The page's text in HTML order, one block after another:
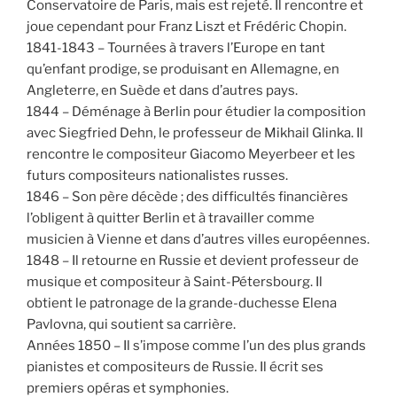
Conservatoire de Paris, mais est rejeté. Il rencontre et
joue cependant pour Franz Liszt et Frédéric Chopin.
1841-1843 – Tournées à travers l’Europe en tant
qu’enfant prodige, se produisant en Allemagne, en
Angleterre, en Suède et dans d’autres pays.
1844 – Déménage à Berlin pour étudier la composition
avec Siegfried Dehn, le professeur de Mikhail Glinka. Il
rencontre le compositeur Giacomo Meyerbeer et les
futurs compositeurs nationalistes russes.
1846 – Son père décède ; des difficultés financières
l’obligent à quitter Berlin et à travailler comme
musicien à Vienne et dans d’autres villes européennes.
1848 – Il retourne en Russie et devient professeur de
musique et compositeur à Saint-Pétersbourg. Il
obtient le patronage de la grande-duchesse Elena
Pavlovna, qui soutient sa carrière.
Années 1850 – Il s’impose comme l’un des plus grands
pianistes et compositeurs de Russie. Il écrit ses
premiers opéras et symphonies.